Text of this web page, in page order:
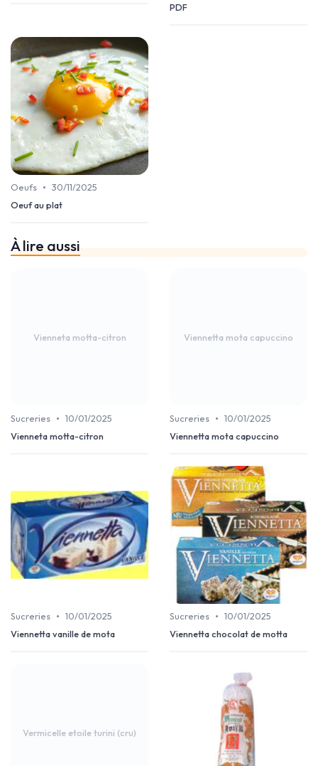
PDF
Oeufs • 30/11/2025
Oeuf au plat
À lire aussi
Vienneta motta-citron
Sucreries • 10/01/2025
Vienneta motta-citron
Viennetta mota capuccino
Sucreries • 10/01/2025
Viennetta mota capuccino
Sucreries • 10/01/2025
Viennetta vanille de mota
Sucreries • 10/01/2025
Viennetta chocolat de motta
Vermicelle etoile turini (cru)